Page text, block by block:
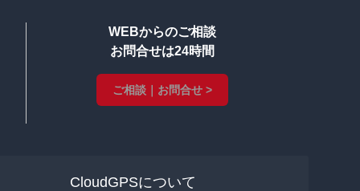
WEBからのご相談
お問合せは24時間
ご相談｜お問合せ >
CloudGPSについて